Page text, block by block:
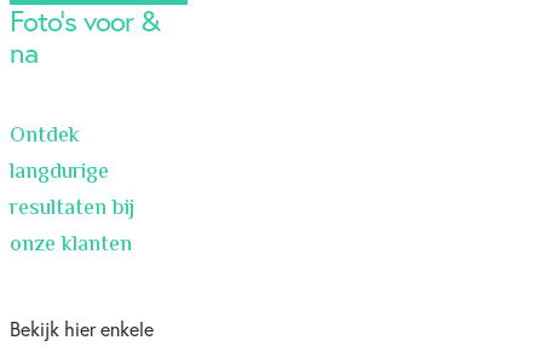
Foto's voor &
na
Ontdek
langdurige
resultaten bij
onze klanten
Bekijk hier enkele